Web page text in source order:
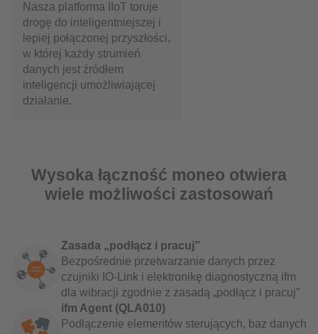
Nasza platforma IIoT toruje
drogę do inteligentniejszej i
lepiej połączonej przyszłości,
w której każdy strumień
danych jest źródłem
inteligencji umożliwiającej
działanie.
Wysoka łączność moneo otwiera
wiele możliwości zastosowań
Zasada „podłącz i pracuj”
Bezpośrednie przetwarzanie danych przez
czujniki IO-Link i elektronikę diagnostyczną ifm
dla wibracji zgodnie z zasadą „podłącz i pracuj”
ifm Agent (QLA010)
Podłączenie elementów sterujących, baz danych